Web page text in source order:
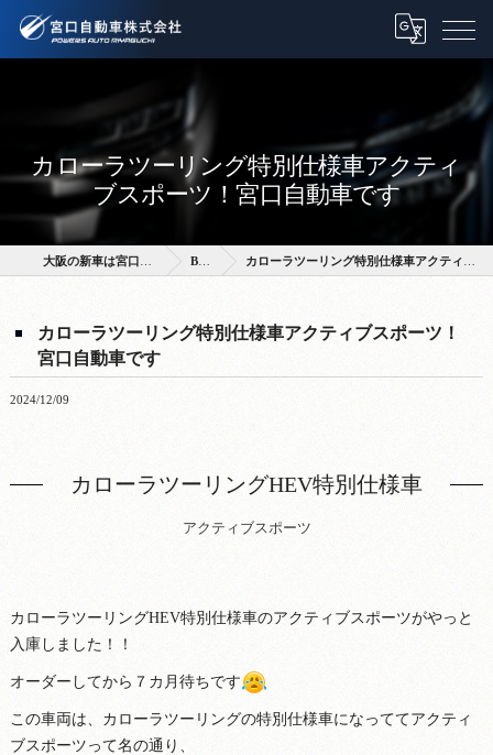
カローラツーリング特別仕様車アクティ
ブスポーツ！宮口自動車です
BLOG カローラツーリング特別仕様車アクティブスポーツ！宮口自動車です
カローラツーリング特別仕様車アクティブスポーツ！
宮口自動車です
2024/12/09
カローラツーリングHEV特別仕様車
アクティブスポーツ
カローラツーリングHEV特別仕様車のアクティブスポーツがやっと
入庫しました！！
オーダーしてから７カ月待ちです
この車両は、カローラツーリングの特別仕様車になっててアクティ
ブスポーツって名の通り、